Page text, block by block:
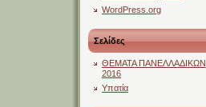
WordPress.org
Σελίδες
ΘΕΜΑΤΑ ΠΑΝΕΛΛΑΔΙΚΩΝ
2016
Υπατία